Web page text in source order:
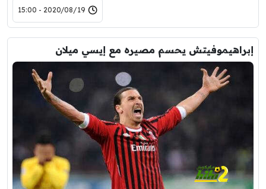
2020/08/19 - 15:00
إبراهيموفيتش يحسم مصيره مع إيسي ميلان